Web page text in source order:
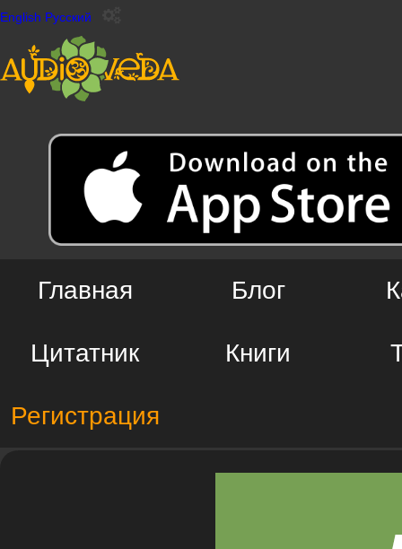
English Русский
Главная Блог
Цитатник Книги
Регистрация